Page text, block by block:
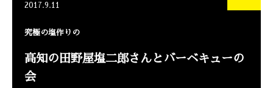
2017.9.11
究極の塩作りの
高知の田野屋塩二郎さんとバーベキューの
会